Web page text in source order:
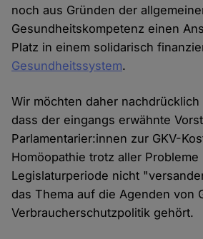
noch aus Gründen der
Gesundheitskompetenz einen
Platz in einem solidarisch
Gesundheitssystem.
Wir möchten daher
dass der eingangs erwähnte
Parlamentarier:innen zur GKV-
Homöopathie trotz aller
Legislaturperiode nicht
das Thema auf die Agenden von
Verbraucherschutzpolitik gehört.